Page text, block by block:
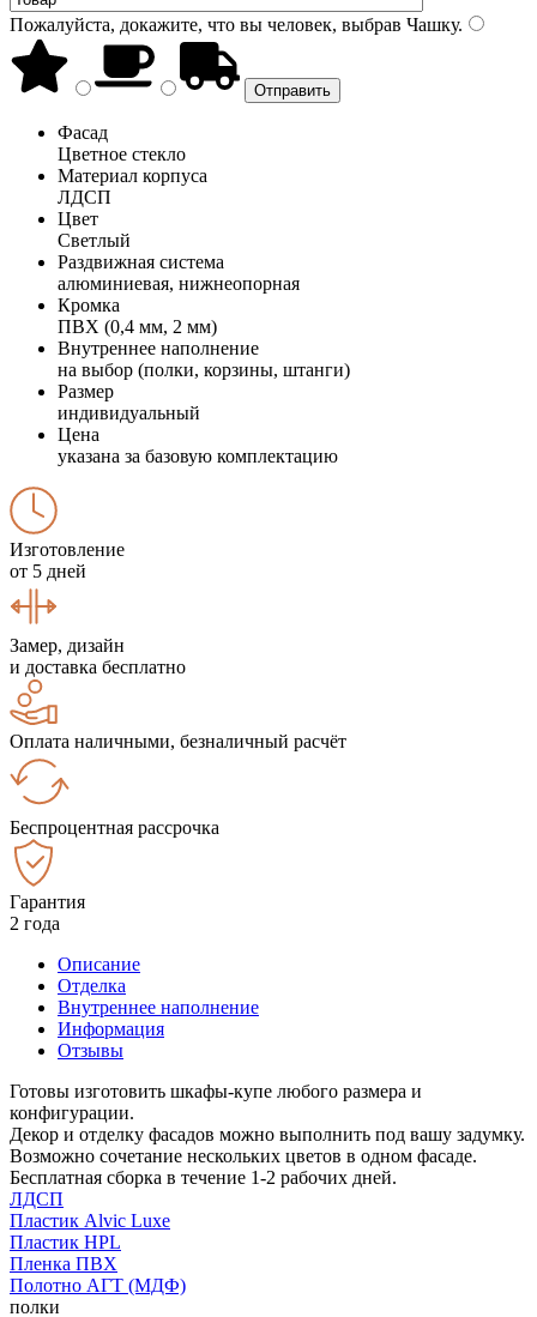
Пожалуйста, докажите, что вы человек, выбрав Чашку.
Фасад
Цветное стекло
Материал корпуса
ЛДСП
Цвет
Светлый
Раздвижная система
алюминиевая, нижнеопорная
Кромка
ПВХ (0,4 мм, 2 мм)
Внутреннее наполнение
на выбор (полки, корзины, штанги)
Размер
индивидуальный
Цена
указана за базовую комплектацию
Изготовление
от 5 дней
Замер, дизайн
и доставка бесплатно
Оплата наличными, безналичный расчёт
Беспроцентная рассрочка
Гарантия
2 года
Описание
Отделка
Внутреннее наполнение
Информация
Отзывы
Готовы изготовить шкафы-купе любого размера и
конфигурации.
Декор и отделку фасадов можно выполнить под вашу задумку.
Возможно сочетание нескольких цветов в одном фасаде.
Бесплатная сборка в течение 1-2 рабочих дней.
ЛДСП
Пластик Alvic Luxe
Пластик HPL
Пленка ПВХ
Полотно АГТ (МДФ)
полки